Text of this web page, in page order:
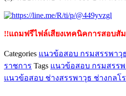
ทหาร
บก
!!แถมฟรีไฟล์เสียงเทคนิคการสอบ
Categories แนวข้อสอบ กรมสรรพาวุ
ราชการ Tags แนวข้อสอบ กรมสรร
แนวข้อสอบ ช่างสรรพาวุธ ช่างกลโ